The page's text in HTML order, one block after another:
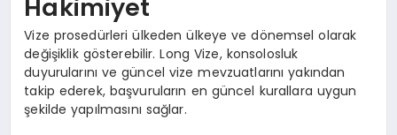
Hakimiyet
Vize prosedürleri ülkeden ülkeye ve dönemsel olarak
değişiklik gösterebilir. Long Vize, konsolosluk
duyurularını ve güncel vize mevzuatlarını yakından
takip ederek, başvuruların en güncel kurallara uygun
şekilde yapılmasını sağlar.